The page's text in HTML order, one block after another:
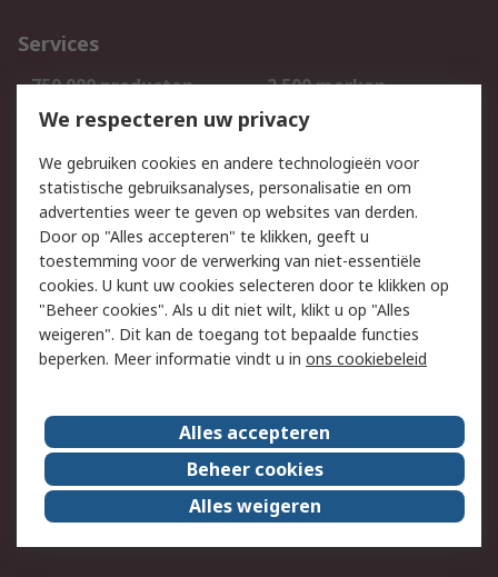
Services
750.000 producten
2.500 merken
Bestellen
Inkoopoplossingen
Track & Trace
Wettelijk
Cookiebeleid
Email veiligheid
Privacybeleid
Websitevoorwaarden
Algemene
verkoopvoorwaarden
Over RS
RS Group
Over ons
RS wereldwijd
Werken bij RS
ESG
We respecteren uw privacy
We gebruiken cookies en andere technologieën voor
statistische gebruiksanalyses, personalisatie en om
advertenties weer te geven op websites van derden.
Door op "Alles accepteren" te klikken, geeft u
toestemming voor de verwerking van niet-essentiële
cookies. U kunt uw cookies selecteren door te klikken op
"Beheer cookies". Als u dit niet wilt, klikt u op "Alles
weigeren". Dit kan de toegang tot bepaalde functies
beperken. Meer informatie vindt u in ons cookiebeleid
Alles accepteren
Beheer cookies
Alles weigeren